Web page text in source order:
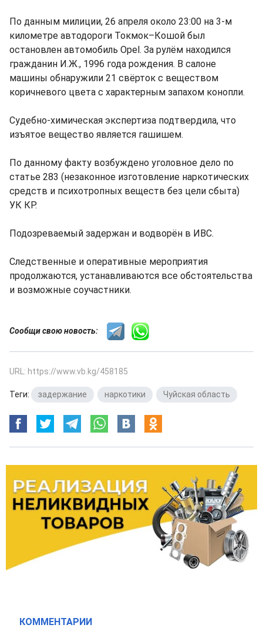
По данным милиции, 26 апреля около 23:00 на 3-м
километре автодороги Токмок–Кошой был
остановлен автомобиль Opel. За рулём находился
гражданин И.Ж., 1996 года рождения. В салоне
машины обнаружили 21 свёрток с веществом
коричневого цвета с характерным запахом конопли.
Судебно-химическая экспертиза подтвердила, что
изъятое вещество является гашишем.
По данному факту возбуждено уголовное дело по
статье 283 (незаконное изготовление наркотических
средств и психотропных веществ без цели сбыта)
УК КР.
Подозреваемый задержан и водворён в ИВС.
Следственные и оперативные мероприятия
продолжаются, устанавливаются все обстоятельства
и возможные соучастники.
Сообщи свою новость:
URL: https://www.vb.kg/458185
Теги: задержание наркотики Чуйская область
КОММЕНТАРИИ